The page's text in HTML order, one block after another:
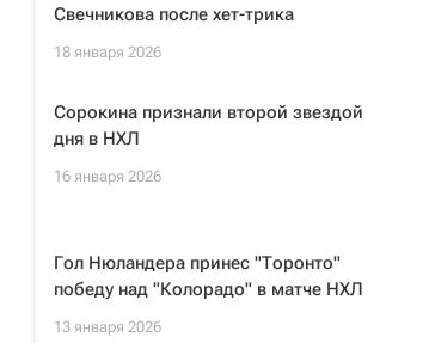
Свечникова после хет-трика
18 января 2026
Сорокина признали второй звездой
дня в НХЛ
16 января 2026
Гол Нюландера принес "Торонто"
победу над "Колорадо" в матче НХЛ
13 января 2026